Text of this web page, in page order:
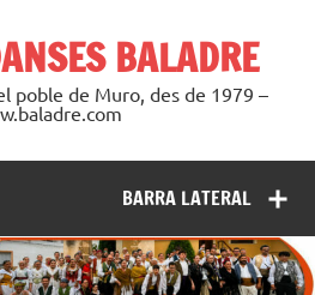
BALADRE
poble de Muro, des de 1979 –
BARRA LATERAL